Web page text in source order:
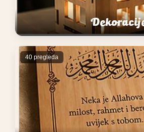
40 pregleda